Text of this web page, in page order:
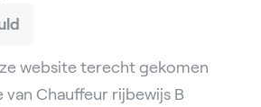
website terecht gekomen
van Chauffeur rijbewijs B